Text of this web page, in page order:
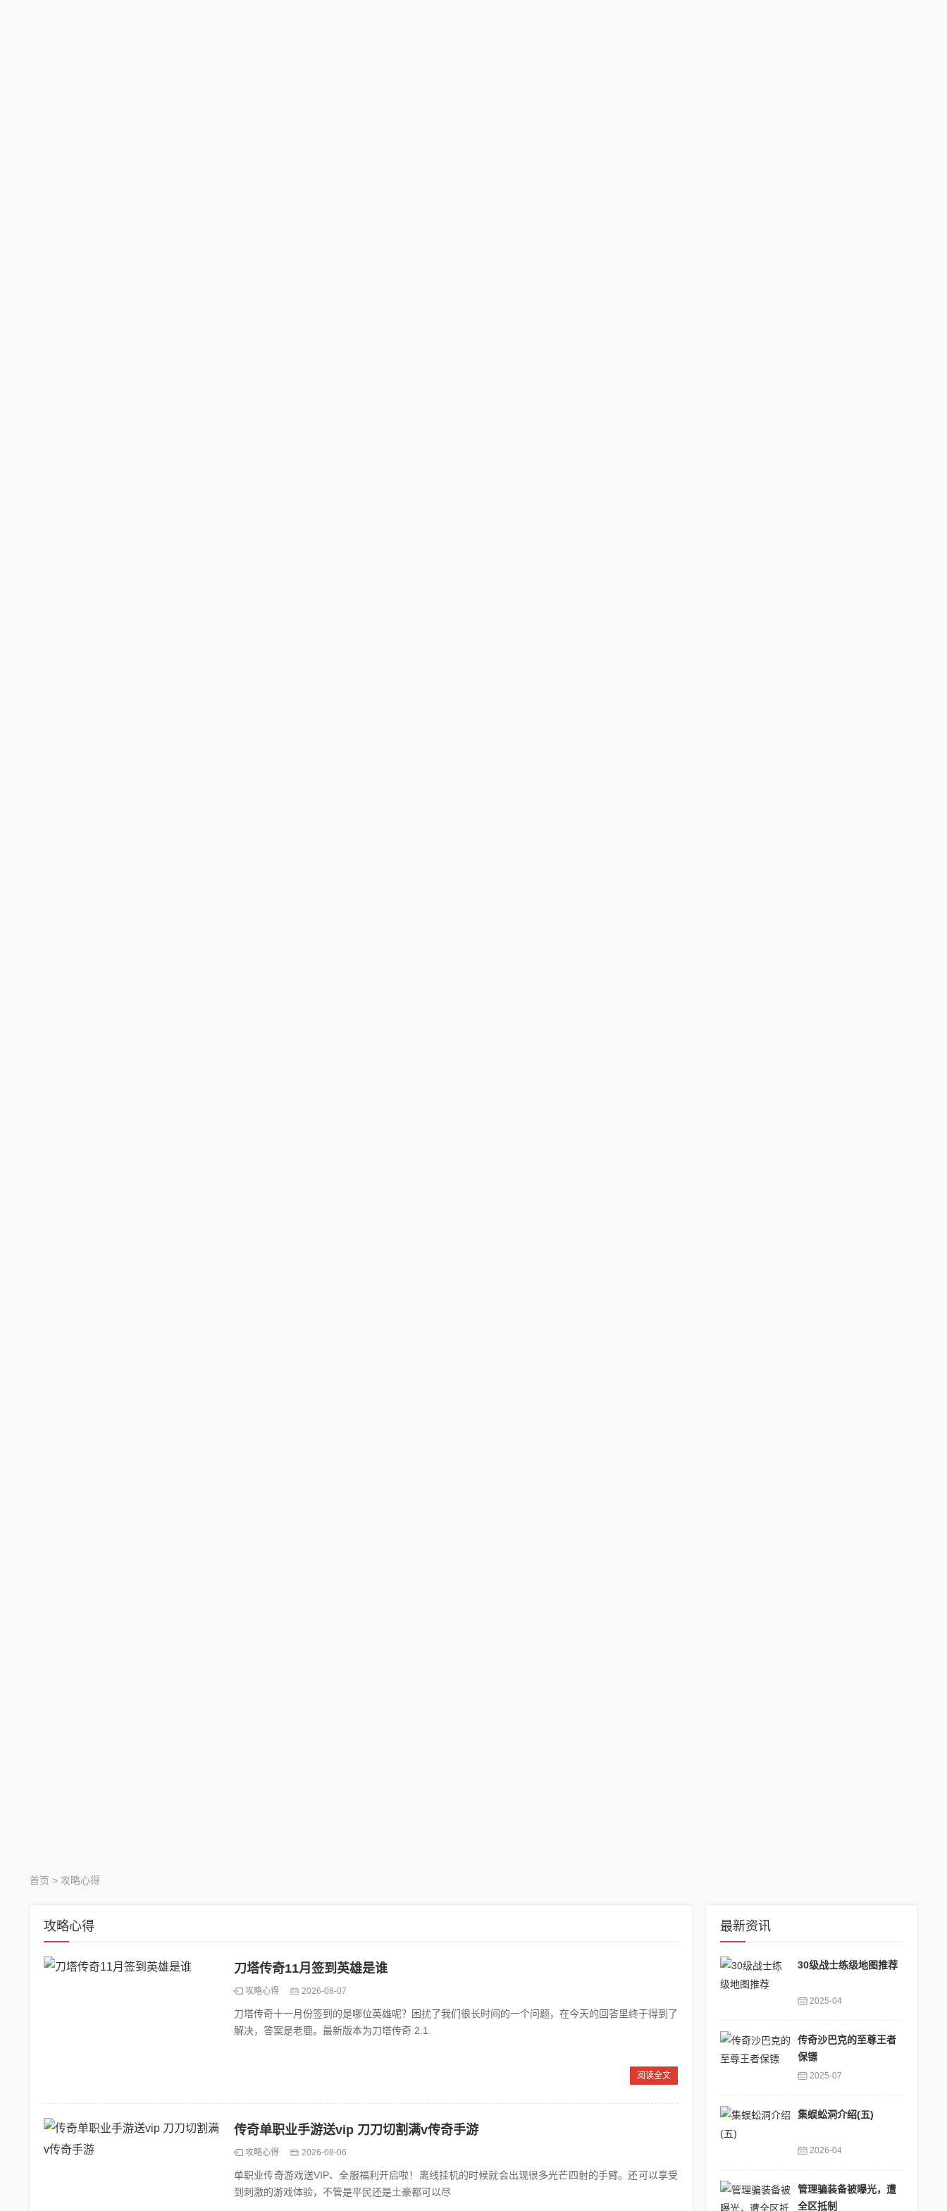
首页 > 攻略心得
攻略心得
刀塔传奇11月签到英雄是谁
攻略心得 2026-08-07
刀塔传奇十一月份签到的是哪位英雄呢？困扰了我们很长时间的一个问题，在今天的回答里终于得到了
解决，答案是老鹿。最新版本为刀塔传奇 2.1.
阅读全文
传奇单职业手游送vip 刀刀切割满v传奇手游
攻略心得 2026-08-06
单职业传奇游戏送VIP、全服福利开启啦！离线挂机的时候就会出现很多光芒四射的手臂。还可以享受
到刺激的游戏体验，不管是平民还是土豪都可以尽
最新资讯
30级战士练级地图推荐
2025-04
传奇沙巴克的至尊王者
保镖
2025-07
集蜈蚣洞介绍(五)
2026-04
管理骗装备被曝光，遭
全区抵制